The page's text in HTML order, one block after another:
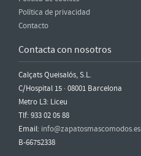
Política de privacidad
Contacto
Contacta con nosotros
Calçats Queisalós, S.L.
C/Hospital 15 · 08001 Barcelona
Metro L3: Liceu
Tlf: 933 02 05 88
Email: info@zapatosmascomodos.es
B-66752338